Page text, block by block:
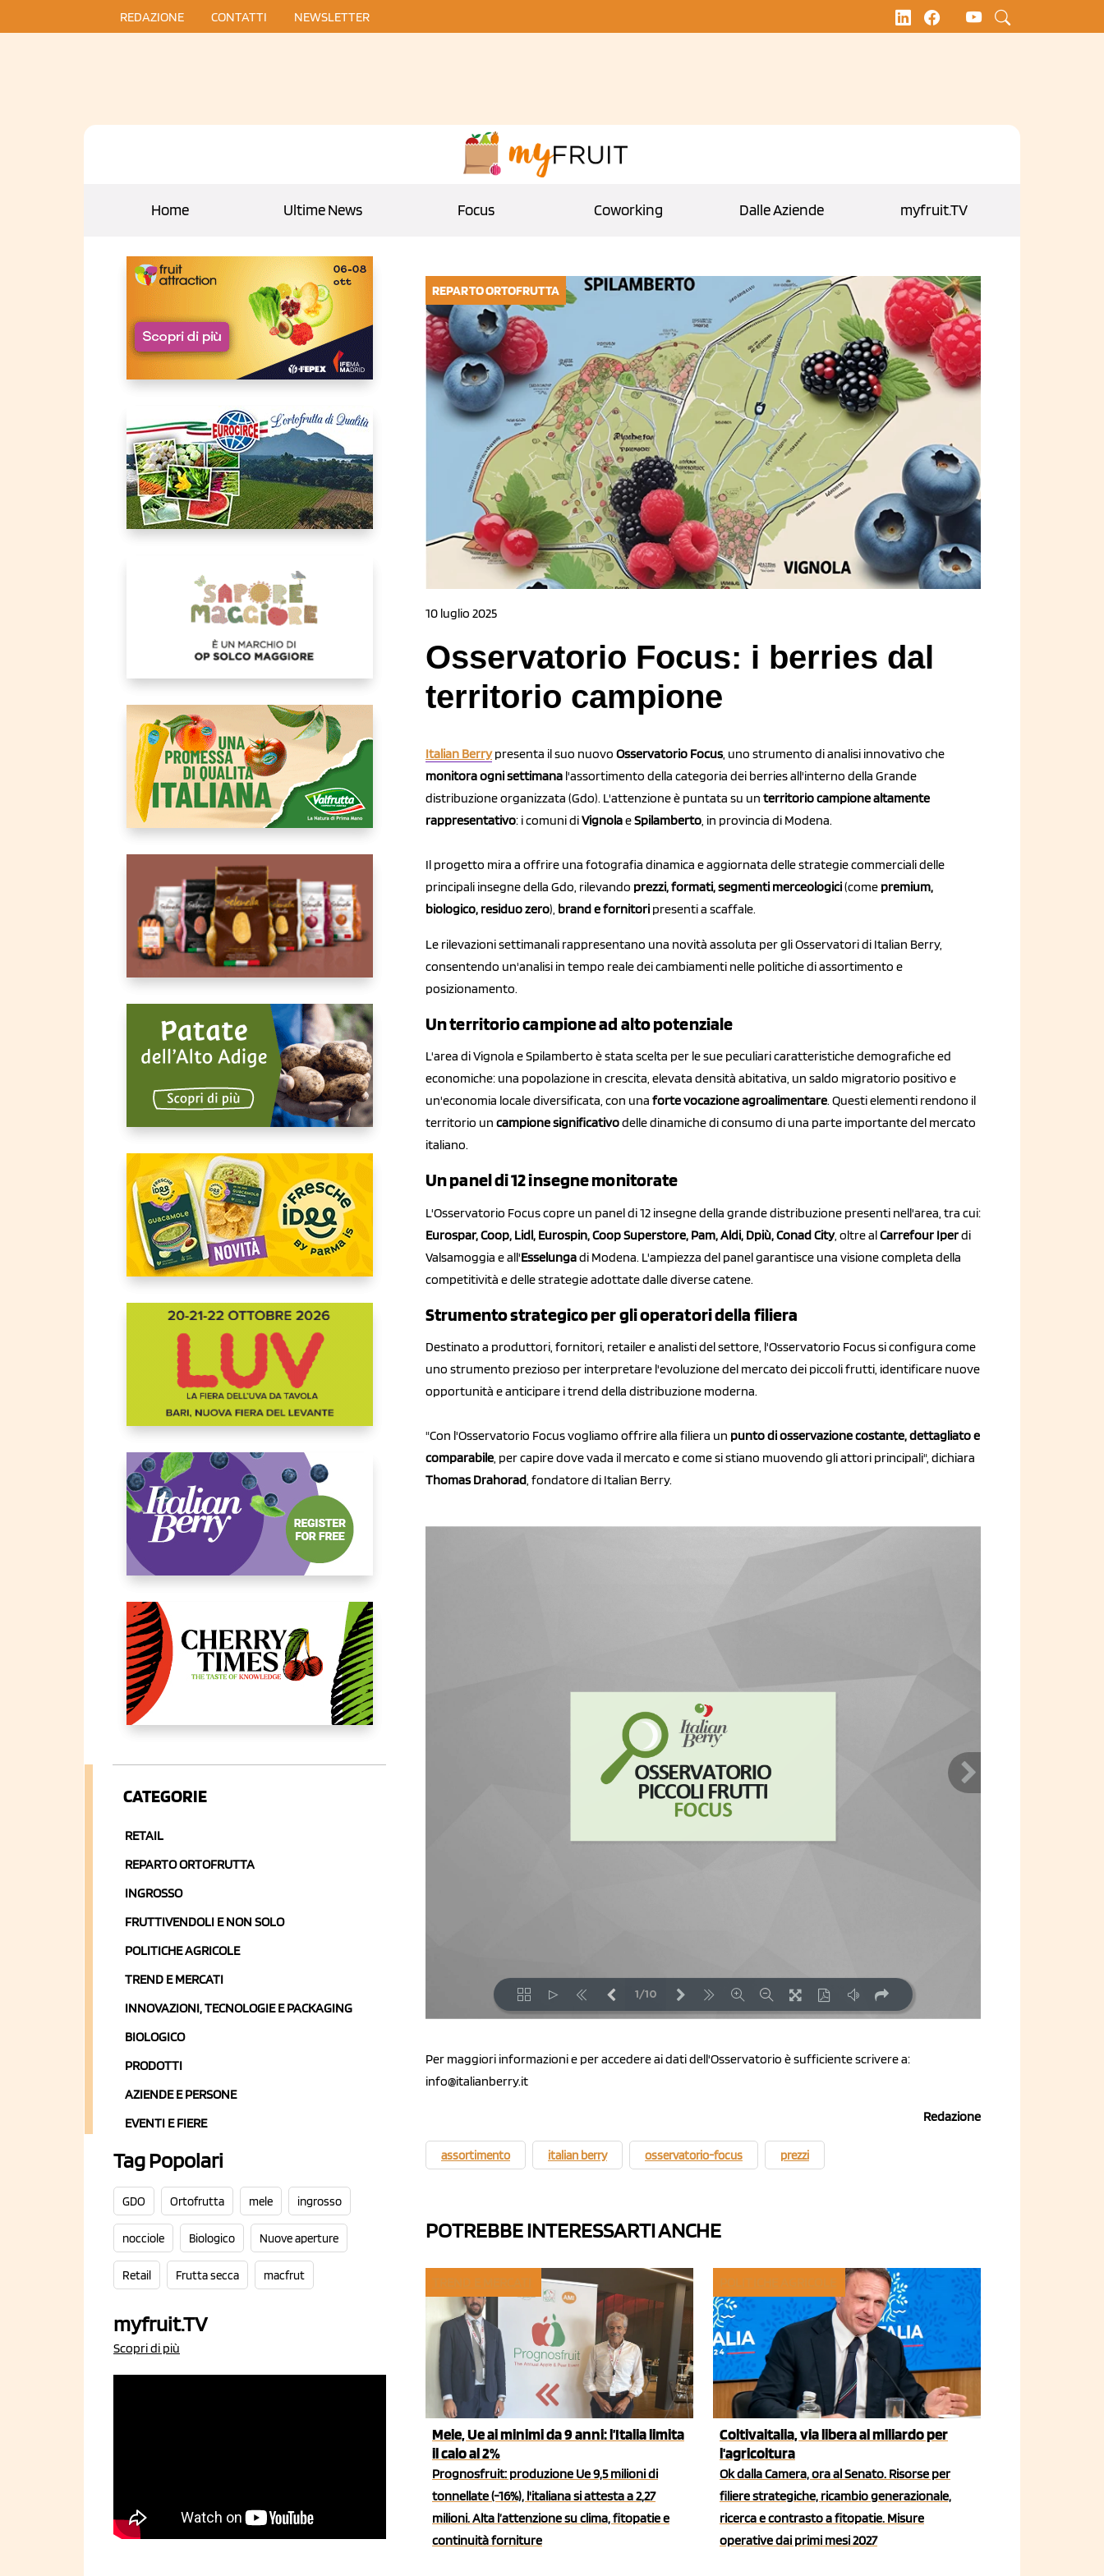
REDAZIONE CONTATTI NEWSLETTER
Home Ultime News Focus Coworking Dalle Aziende myfruit.TV
CATEGORIE
RETAIL
REPARTO ORTOFRUTTA
INGROSSO
FRUTTIVENDOLI E NON SOLO
POLITICHE AGRICOLE
TREND E MERCATI
INNOVAZIONI, TECNOLOGIE E PACKAGING
BIOLOGICO
PRODOTTI
AZIENDE E PERSONE
EVENTI E FIERE
Tag Popolari
GDO Ortofrutta mele ingrosso
nocciole Biologico Nuove aperture
Retail Frutta secca macfrut
myfruit.TV
Scopri di più
REPARTO ORTOFRUTTA
10 luglio 2025
Osservatorio Focus: i berries dal
territorio campione
Italian Berrypresenta il suo nuovo Osservatorio Focus, uno strumento di analisi innovativo che
monitora ogni settimana l'assortimento della categoria dei berries all'interno della Grande
distribuzione organizzata (Gdo). L'attenzione è puntata su un territorio campione altamente
rappresentativo: i comuni diVignolaeSpilamberto , in provincia di Modena.
Il progetto mira a offrire una fotografia dinamica e aggiornata delle strategie commerciali delle
principali insegne della Gdo, rilevando prezzi, formati, segmenti merceologici(come premium,
biologico, residuo zero), brand e fornitori presenti a scaffale.
Le rilevazioni settimanali rappresentano una novità assoluta per gli Osservatori di Italian Berry,
consentendo un'analisi in tempo reale dei cambiamenti nelle politiche di assortimento e
posizionamento.
Un territorio campione ad alto potenziale
L'area di Vignola e Spilamberto è stata scelta per le sue peculiari caratteristiche demografiche ed
economiche: una popolazione in crescita, elevata densità abitativa, un saldo migratorio positivo e
un'economia locale diversificata, con una forte vocazione agroalimentare. Questi elementi rendono il
territorio un campione significativodelle dinamiche di consumo di una parte importante del mercato
italiano.
Un panel di 12 insegne monitorate
L'Osservatorio Focus copre un panel di 12 insegne della grande distribuzione presenti nell'area, tra cui:
Eurospar, Coop, Lidl, Eurospin, Coop Superstore, Pam, Aldi, Dpiù, Conad City, oltre alCarrefour Iperdi
Valsamoggia e all'Esselungadi Modena. L'ampiezza del panel garantisce una visione completa della
competitività e delle strategie adottate dalle diverse catene.
Strumento strategico per gli operatori della filiera
Destinato a produttori, fornitori, retailer e analisti del settore, l'Osservatorio Focus si configura come
uno strumento prezioso per interpretare l'evoluzione del mercato dei piccoli frutti, identificare nuove
opportunità e anticipare i trend della distribuzione moderna.
"Con l'Osservatorio Focus vogliamo offrire alla filiera un punto di osservazione costante, dettagliato e
comparabile, per capire dove vada il mercato e come si stiano muovendo gli attori principali", dichiara
Thomas Drahorad, fondatore di Italian Berry.
Per maggiori informazioni e per accedere ai dati dell'Osservatorio è sufficiente scrivere a:
info@italianberry.it
Redazione
assortimento italian berry osservatorio-focus prezzi
POTREBBE INTERESSARTI ANCHE
Mele, Ue ai minimi da 9 anni: l’Italia limita
il calo al 2%
Prognosfruit: produzione Ue 9,5 milioni di
tonnellate (-16%), l'italiana si attesta a 2,27
milioni. Alta l’attenzione su clima, fitopatie e
continuità forniture
Coltivaitalia, via libera al miliardo per
l'agricoltura
Ok dalla Camera, ora al Senato. Risorse per
filiere strategiche, ricambio generazionale,
ricerca e contrasto a fitopatie. Misure
operative dai primi mesi 2027